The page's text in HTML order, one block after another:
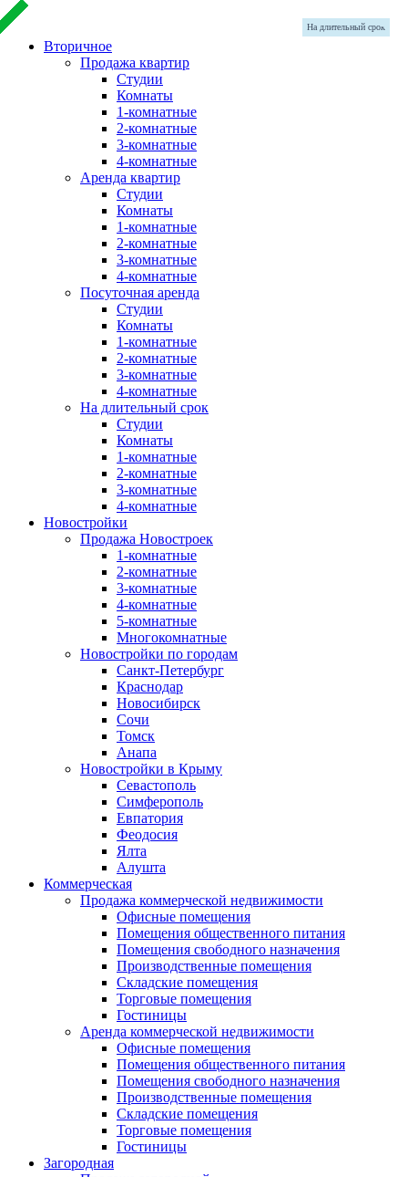
Вторичное
Продажа квартир
Студии
Комнаты
1-комнатные
2-комнатные
3-комнатные
4-комнатные
Аренда квартир
Студии
Комнаты
1-комнатные
2-комнатные
3-комнатные
4-комнатные
Посуточная аренда
Студии
Комнаты
1-комнатные
2-комнатные
3-комнатные
4-комнатные
На длительный срок
Студии
Комнаты
1-комнатные
2-комнатные
3-комнатные
4-комнатные
Новостройки
Продажа Новостроек
1-комнатные
2-комнатные
3-комнатные
4-комнатные
5-комнатные
Многокомнатные
Новостройки по городам
Санкт-Петербург
Краснодар
Новосибирск
Сочи
Томск
Анапа
Новостройки в Крыму
Севастополь
Симферополь
Евпатория
Феодосия
Ялта
Алушта
Коммерческая
Продажа коммерческой недвижимости
Офисные помещения
Помещения общественного питания
Помещения свободного назначения
Производственные помещения
Складские помещения
Торговые помещения
Гостиницы
Аренда коммерческой недвижимости
Офисные помещения
Помещения общественного питания
Помещения свободного назначения
Производственные помещения
Складские помещения
Торговые помещения
Гостиницы
Загородная
Продажа
Продажа
Продажа
Продажа
Продажа
Продажа
На длительный срок
На длительный срок
На длительный срок